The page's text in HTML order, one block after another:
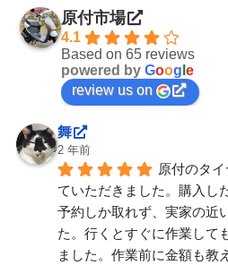
原付市場
4.1
Based on 65 reviews
powered by Goog e
review us on
舞
2 年前
原付のタ
ていただきました。購入し
予約しか取れず、実家の近
た。行くとすぐに作業して
ました。作業前に金額も教